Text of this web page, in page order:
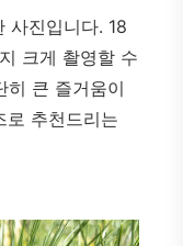
사진입니다. 18
크게 촬영할 수
히 큰 즐거움이
로 추천드리는